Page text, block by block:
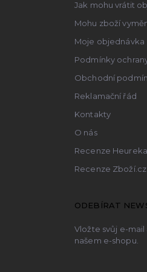
Jak mohu vrátit
Mohu zboží
Moje objednávka
Podmínky
Obchodní
Reklamační řád
Kontakty
O nás
Recenze
Recenze Zboží.cz
ODEBÍRAT
Vložte svůj e-
našem e-shopu.